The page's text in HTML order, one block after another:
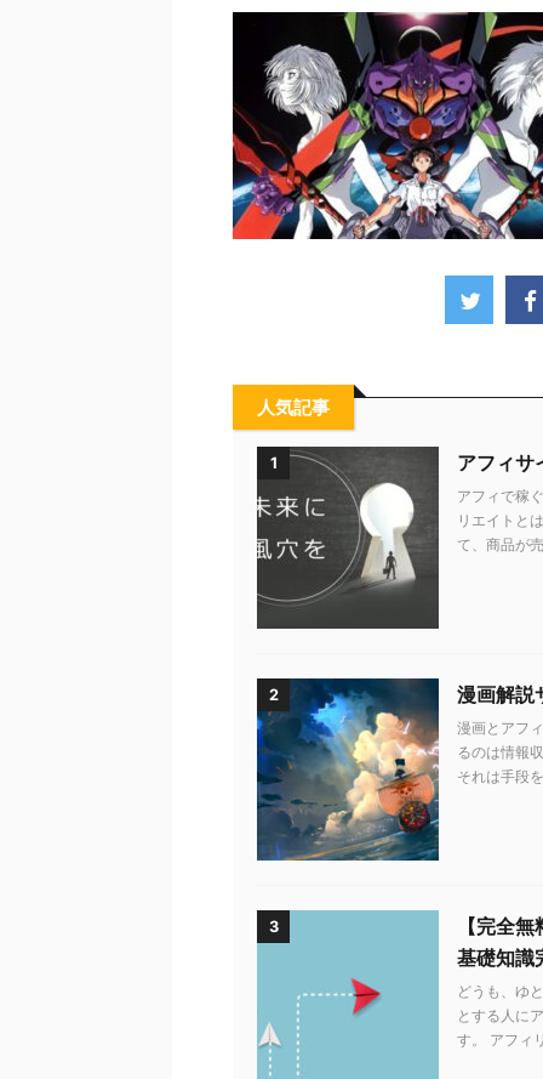
人気記事
1 アフィサ
アフィで稼
リエイトと
て、商品が
2 漫画解説
漫画とアフ
るのは情報
それは手段
3
【完全
基礎知識
どうも、ゆ
とする人に
す。 アフィ